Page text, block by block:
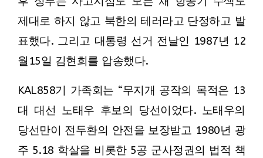
제대로 하지 않고 북한의 테러라고 단정하고 발
표했다. 그리고 대통령 선거 전날인 1987년 12
월15일 김현희를 압송했다.
KAL858기 가족회는 “무지개 공작의 목적은 13
대 대선 노태우 후보의 당선이었다. 노태우의
당선만이 전두환의 안전을 보장받고 1980년 광
주 5.18 학살을 비롯한 5공 군사정권의 법적 책